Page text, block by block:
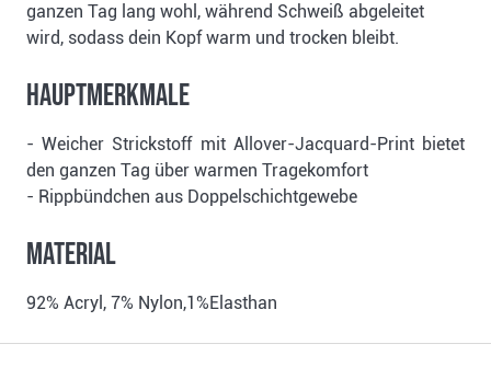
ganzen Tag lang wohl, während Schweiß abgeleitet
wird, sodass dein Kopf warm und trocken bleibt.
Hauptmerkmale
- Weicher Strickstoff mit Allover-Jacquard-Print bietet
den ganzen Tag über warmen Tragekomfort
- Rippbündchen aus Doppelschichtgewebe
Material
92% Acryl, 7% Nylon,1%Elasthan